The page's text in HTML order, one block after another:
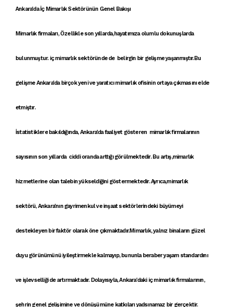
Ankara'da İç Mimarlık Sektörünün Genel Bakışı
Mimarlık firmaları, Özellikle son yıllarda,hayatımıza olumlu dokunuşlarda
bulunmuştur. iç mimarlıksektöründe de belirgin bir gelişme yaşanmıştır.Bu
gelişme Ankara'da birçok yeni veyaratıcı mimarlık ofisinin ortaya çıkmasını elde
etmiştır.
İstatistiklere bakıldığında,Ankara'da faaliyet gösteren mimarlık firmalarının
sayısının son yıllarda ciddi oranda arttığı görülmektedir. Bu artış,mimarlık
hizmetlerine olan talebin yükseldiğini göstermektedir. Ayrıca,mimarlık
sektörü,Ankara'nın gayrimenkul ve inşaat sektörlerindeki büyümeyi
destekleyen bir faktör olarak öne çıkmaktadır.Mimarlık, yalnız binaların güzel
duyu görünümünü iyileştirmekle kalmayıp, bununla beraber yaşam standardını
ve işlevselliği de artırmaktadır. Dolayısıyla,Ankara'daki iç mimarlık firmalarının,
şehrin genel gelişimine ve dönüşümüne katkıları yadsınamaz bir gerçektir.